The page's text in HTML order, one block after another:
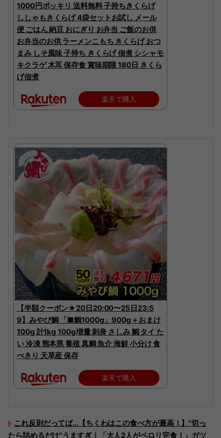
1000円ポッキリ 送料無料 子持ちきくらげ
ししゃもきくらげ 4袋セットお試し メール
便 ごはん 納豆 おにぎり お弁当 ご飯のお供
お弁当のお供 ラーメンこもち きくらげ おつ
まみ しそ風味 子持ち きくらげ 佃煮 シシャモ
キクラゲ 木耳 保存食 賞味期限 180日 きくら
げ佃煮
楽天で購入
【半額クーポン★20日20:00〜25日23:5
9】みやび鯛 「■鯛1000g」900g＋おまけ
100g 計1kg 100g増量 刺身 さしみ 鯛 タイ た
い 冷凍 熊本県 養殖 真鯛 魚介 海鮮 小分け 食
べきり 天草産 保存
楽天で購入
これ反則だってば...【ちくわはこの食べ方が最高！】"切っ
たら詰めるだけ"うますぎ！「大人2人がペロリ完食！」ガツ